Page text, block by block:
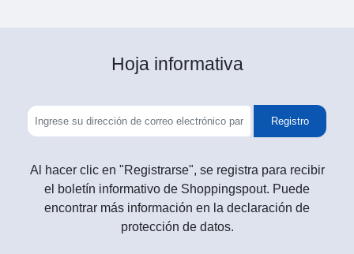
Hoja informativa
Registro
Al hacer clic en "Registrarse", se registra para recibir
el boletín informativo de Shoppingspout. Puede
encontrar más información en la declaración de
protección de datos.